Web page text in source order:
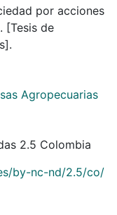
por acciones
[Tesis de
Agropecuarias
2.5 Colombia
by-nc-nd/2.5/co/